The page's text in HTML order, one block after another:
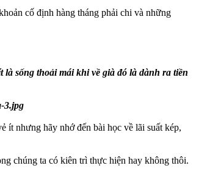
cố định hàng tháng phải chi và những
sống thoải mái khi về già đó là dành ra tiền
ít nhưng hãy nhớ đến bài học về lãi suất kép,
chúng ta có kiên trì thực hiện hay không thôi.